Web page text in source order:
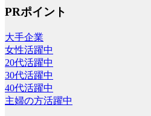
PRポイント
大手企業
女性活躍中
20代活躍中
30代活躍中
40代活躍中
主婦の方活躍中